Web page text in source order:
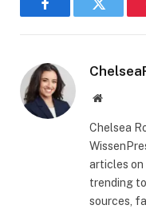
FacebookTwitter
Website
Chelsea
articles on
trending
sources,